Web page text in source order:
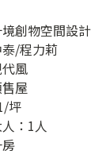
創物空間設
/程力莉
風
屋
坪
：1人